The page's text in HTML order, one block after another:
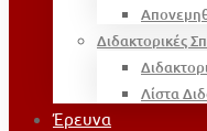
Διδακτορικές
Λίστα
Έρευνα